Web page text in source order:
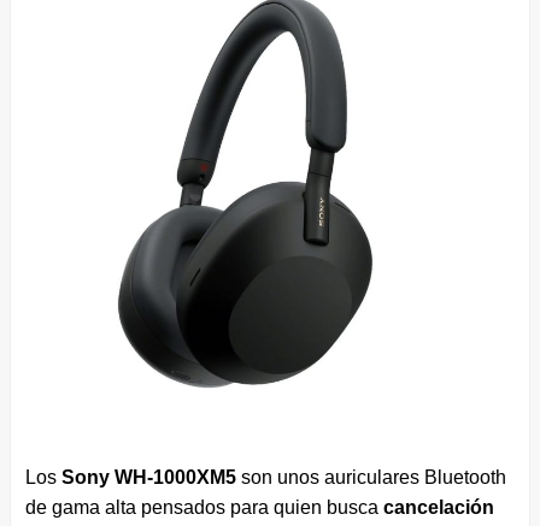
Los Sony WH-1000XM5son unos auriculares Bluetooth
de gama alta pensados para quien busca cancelación